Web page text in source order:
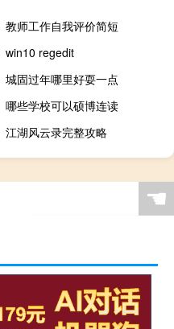
教师工作自我评价简短
win10 regedit
城固过年哪里好耍一点
哪些学校可以硕博连读
江湖风云录完整攻略
☚